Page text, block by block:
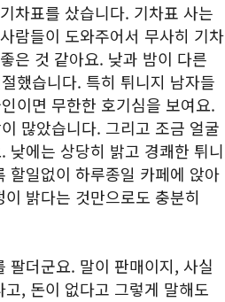
차표를 샀습니다. 기차표 사는
람들이 도와주어서 무사히 기차
은 것 같아요. 낮과 밤이 다른
했습니다. 특히 튀니지 남자들
이면 무한한 호기심을 보여요.
많았습니다. 그리고 조금 얼굴
낮에는 상당히 밝고 경쾌한 튀니
할일없이 하루종일 카페에 앉아
밝다는 것만으로도 충분히
팔더군요. 말이 판매이지, 사실
, 돈이 없다고 그렇게 말해도